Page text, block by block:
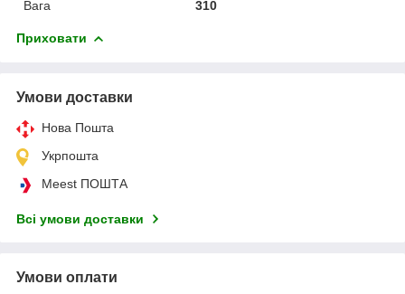
Вага 310
Приховати
Умови доставки
Нова Пошта
Укрпошта
Meest ПОШТА
Всі умови доставки
Умови оплати